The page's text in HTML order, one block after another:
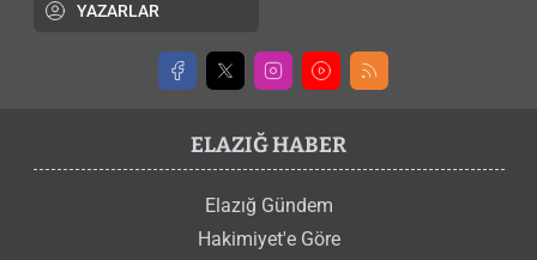
YAZARLAR
ELAZIĞ HABER
Elazığ Gündem
Hakimiyet'e Göre